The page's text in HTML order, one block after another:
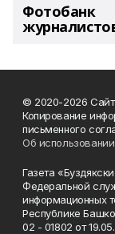
Фотобанк
© 2020-2026 Сайт
Копирование
письменного
Об
Газета
Федеральной
информационных
Республике
02 - 01802 от